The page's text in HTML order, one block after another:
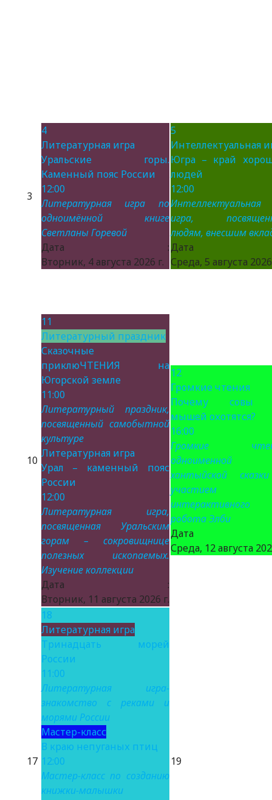
3
4
Литературная игра
Уральские горы.
Каменный пояс России
12:00
Литературная игра по
одноимённой книге
Светланы Горевой
Дата :
Вторник, 4 августа 2026 г.
5
Интеллектуальная
Югра – край
людей
12:00
Интеллектуальная
игра,
людям, внесшим
Дата
Среда, 5 августа
10
11
Литературный праздник
Сказочные
приклюЧТЕНИЯ на
Югорской земле
11:00
Литературный праздник,
посвященный самобытной
культуре
Литературная игра
Урал – каменный пояс
России
12:00
Литературная игра,
посвященная Уральским
горам – сокровищнице
полезных ископаемых.
Изучение коллекции
Дата :
Вторник, 11 августа 2026 г.
12
Громкие чтения
Почему совы
мышей охотятся?
16:00
Громкие
одноименной
хантыйской
участием
интерактивного
робота Элби
Дата
Среда, 12 августа
17
18
Литературная игра
Тринадцать морей
России
11:00
Литературная игра-
знакомство с реками и
морями России
Мастер-класс
В краю непуганых птиц
12:00
Мастер-класс по созданию
книжки-малышки
19